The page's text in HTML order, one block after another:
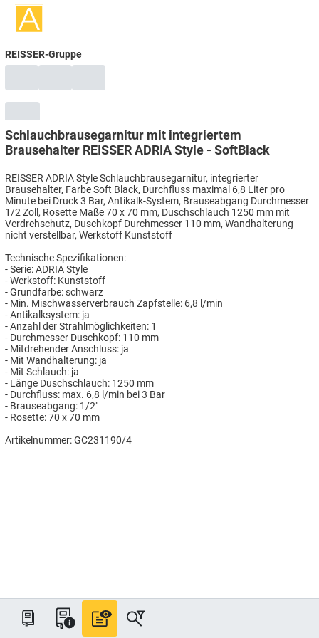
REISSER-Gruppe
Schlauchbrausegarnitur mit integriertem
Brausehalter REISSER ADRIA Style - SoftBlack
REISSER ADRIA Style Schlauchbrausegarnitur, integrierter
Brausehalter, Farbe Soft Black, Durchfluss maximal 6,8 Liter pro
Minute bei Druck 3 Bar, Antikalk-System, Brauseabgang Durchmesser
1/2 Zoll, Rosette Maße 70 x 70 mm, Duschschlauch 1250 mm mit
Verdrehschutz, Duschkopf Durchmesser 110 mm, Wandhalterung
nicht verstellbar, Werkstoff Kunststoff
Technische Spezifikationen:
- Serie: ADRIA Style
- Werkstoff: Kunststoff
- Grundfarbe: schwarz
- Min. Mischwasserverbrauch Zapfstelle: 6,8 l/min
- Antikalksystem: ja
- Anzahl der Strahlmöglichkeiten: 1
- Durchmesser Duschkopf: 110 mm
- Mitdrehender Anschluss: ja
- Mit Wandhalterung: ja
- Mit Schlauch: ja
- Länge Duschschlauch: 1250 mm
- Durchfluss: max. 6,8 l/min bei 3 Bar
- Brauseabgang: 1/2"
- Rosette: 70 x 70 mm
Artikelnummer: GC231190/4